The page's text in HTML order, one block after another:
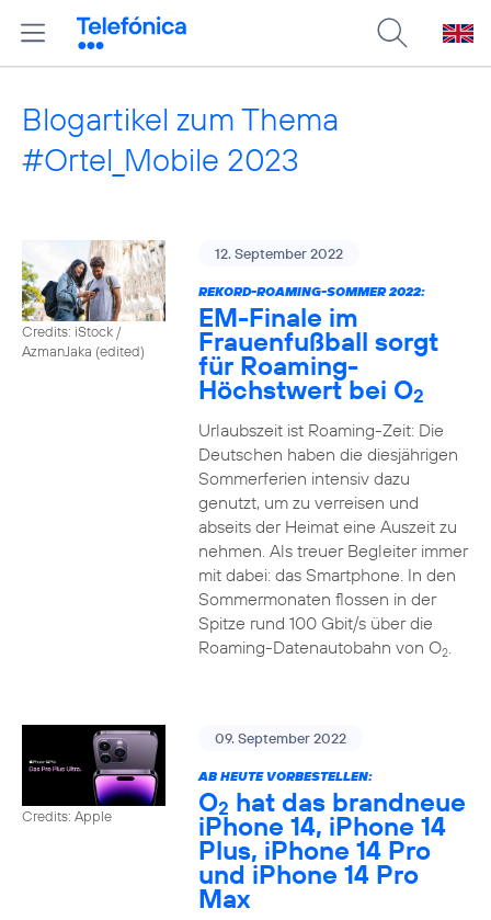
Blogartikel zum Thema
#Ortel_Mobile 2023
Credits: iStock /
AzmanJaka (edited)
12. September 2022
REKORD-ROAMING-SOMMER 2022:
EM-Finale im
Frauenfußball sorgt
für Roaming-
Höchstwert bei O2
Urlaubszeit ist Roaming-Zeit: Die
Deutschen haben die diesjährigen
Sommerferien intensiv dazu
genutzt, um zu verreisen und
abseits der Heimat eine Auszeit zu
nehmen. Als treuer Begleiter immer
mit dabei: das Smartphone. In den
Sommermonaten flossen in der
Spitze rund 100 Gbit/s über die
Roaming-Datenautobahn von O2.
Credits: Apple
09. September 2022
AB HEUTE VORBESTELLEN:
O2 hat das brandneue
iPhone 14, iPhone 14
Plus, iPhone 14 Pro
und iPhone 14 Pro
Max